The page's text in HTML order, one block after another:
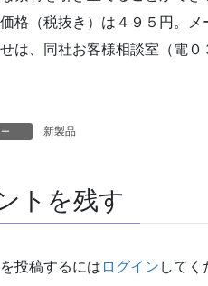
格（税抜き）は４９５円。
は、同社お客様相談室（電０
新製品
トを残す
投稿するには ログイン してく